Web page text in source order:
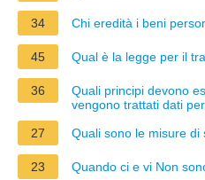
34 Chi eredità i beni
45 Qual è la legge per il
36
Quali principi devono
vengono trattati dati
27
Quali sono le misure di
23 Quando ci e vi Non